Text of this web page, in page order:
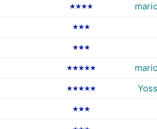
★★★★
★★★
★★★
★★★★★
★★★★★
★★★